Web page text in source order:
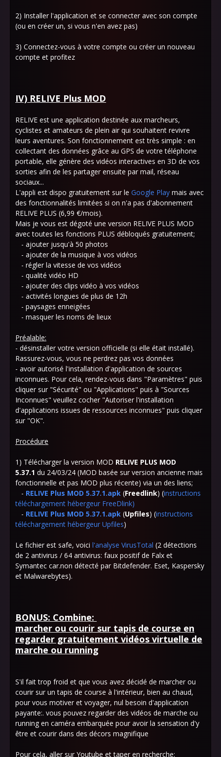
2) Installer l'application et se connecter avec son compte
(ou en créer un, si vous n'en avez pas)
3) Connectez-vous à votre compte ou créer un nouveau
compte et profitez
IV) RELIVE Plus MOD
RELIVE est une application destinée aux marcheurs,
cyclistes et amateurs de plein air qui souhaitent revivre
leurs aventures. Son fonctionnement est très simple : en
collectant des données grâce au GPS de votre téléphone
portable, elle génère des vidéos interactives en 3D de vos
sorties afin de les partager ensuite par mail, réseau
sociaux...
L'appli est dispo gratuitement sur le Google Play mais avec
des fonctionnalités limitées si on n'a pas d'abonnement
RELIVE PLUS (6,99 €/mois).
Mais je vous est dégoté une version RELIVE PLUS MOD
avec toutes les fonctions PLUS débloqués gratuitement;
- ajouter jusqu'à 50 photos
- ajouter de la musique à vos vidéos
- régler la vitesse de vos vidéos
- qualité vidéo HD
- ajouter des clips vidéo à vos vidéos
- activités longues de plus de 12h
- paysages enneigées
- masquer les noms de lieux
Préalable:
- désinstaller votre version officielle (si elle était installé).
Rassurez-vous, vous ne perdrez pas vos données
- avoir autorisé l'installation d'application de sources
inconnues. Pour cela, rendez-vous dans "Paramètres" puis
cliquer sur "Sécurité" ou "Applications" puis à "Sources
Inconnues" veuillez cocher "Autoriser l'installation
d'applications issues de ressources inconnues" puis cliquer
sur "OK".
Procédure
1) Télécharger la version MOD RELIVE PLUS MOD
5.37.1 du 24/03/24 (MOD basée sur version ancienne mais
fonctionnelle et pas MOD plus récente) via un des liens;
- RELIVE Plus MOD 5.37.1.apk (Freedlink) (instructions
téléchargement hébergeur FreeDlink)
- RELIVE Plus MOD 5.37.1.apk (Upfiles) (instructions
téléchargement hébergeur Upfiles)
Le fichier est safe, voici l'analyse VirusTotal (2 détections
de 2 antivirus / 64 antivirus: faux positif de Falx et
Symantec car.non détecté par Bitdefender. Eset, Kaspersky
et Malwarebytes).
BONUS: Combine:
marcher ou courir sur tapis de course en
regarder gratuitement vidéos virtuelle de
marche ou running
S'il fait trop froid et que vous avez décidé de marcher ou
courir sur un tapis de course à l'intérieur, bien au chaud,
pour vous motiver et voyager, nul besoin d'application
payante:. vous pouvez regarder des vidéos de marche ou
running en caméra embarquée pour avoir la sensation d'y
être et courir dans des décors magnifique
Pour cela, aller sur Youtube et taper en recherche: